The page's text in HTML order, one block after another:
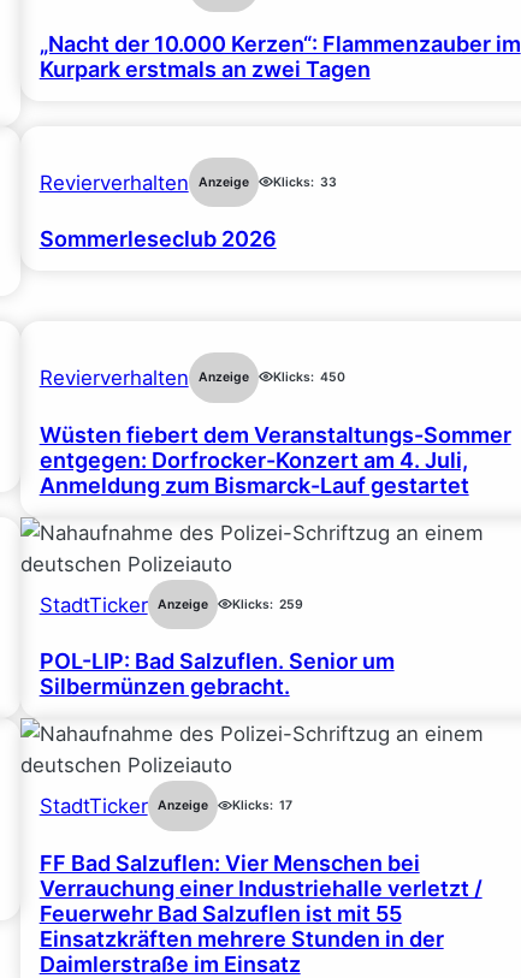
„Nacht der 10.000 Kerzen“: Flammenzauber im
Kurpark erstmals an zwei Tagen
Revierverhalten Anzeige Klicks: 33
Sommerleseclub 2026
Revierverhalten Anzeige Klicks: 450
Wüsten fiebert dem Veranstaltungs-Sommer
entgegen: Dorfrocker-Konzert am 4. Juli,
Anmeldung zum Bismarck-Lauf gestartet
StadtTicker Anzeige Klicks: 259
POL-LIP: Bad Salzuflen. Senior um
Silbermünzen gebracht.
StadtTicker Anzeige Klicks: 17
FF Bad Salzuflen: Vier Menschen bei
Verrauchung einer Industriehalle verletzt /
Feuerwehr Bad Salzuflen ist mit 55
Einsatzkräften mehrere Stunden in der
Daimlerstraße im Einsatz